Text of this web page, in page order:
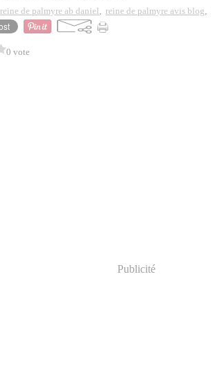
reine de palmyre ab daniel, reine de palmyre avis blog,
0 vote
Publicité